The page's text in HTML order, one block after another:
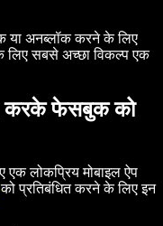
या अनब्लॉक करने के लिए
लिए सबसे अच्छा विकल्प एक
करके फेसबुक को
लोकप्रिय मोबाइल ऐप
को प्रतिबंधित करने के लिए इन